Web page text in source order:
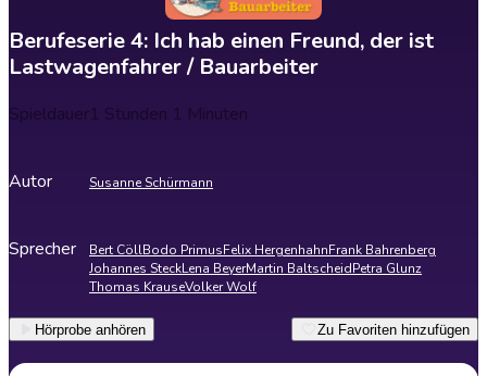
Berufeserie 4: Ich hab einen Freund, der ist
Lastwagenfahrer / Bauarbeiter
Spieldauer1 Stunden 1 Minuten
Autor Susanne Schürmann
Sprecher Bert CöllBodo PrimusFelix HergenhahnFrank Bahrenberg
Johannes SteckLena BeyerMartin BaltscheidPetra Glunz
Thomas KrauseVolker Wolf
Hörprobe anhören Zu Favoriten hinzufügen